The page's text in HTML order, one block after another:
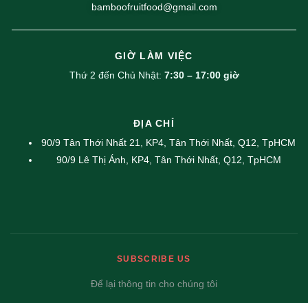
bamboofruitfood@gmail.com
GIỜ LÀM VIỆC
Thứ 2 đến Chủ Nhật: 7:30 – 17:00 giờ
ĐỊA CHỈ
90/9 Tân Thới Nhất 21, KP4, Tân Thới Nhất, Q12, TpHCM
90/9 Lê Thị Ánh, KP4, Tân Thới Nhất, Q12, TpHCM
SUBSCRIBE US
Để lại thông tin cho chúng tôi